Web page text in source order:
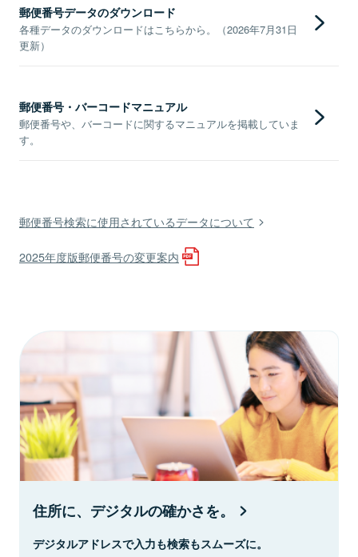
郵便番号データのダウンロード
各種データのダウンロードはこちらから。（2026年7月31日
更新）
郵便番号・バーコードマニュアル
郵便番号や、バーコードに関するマニュアルを掲載していま
す。
郵便番号検索に使用されているデータについて
2025年度版郵便番号の変更案内
住所に、デジタルの確かさを。
デジタルアドレスで入力も検索もスムーズに。